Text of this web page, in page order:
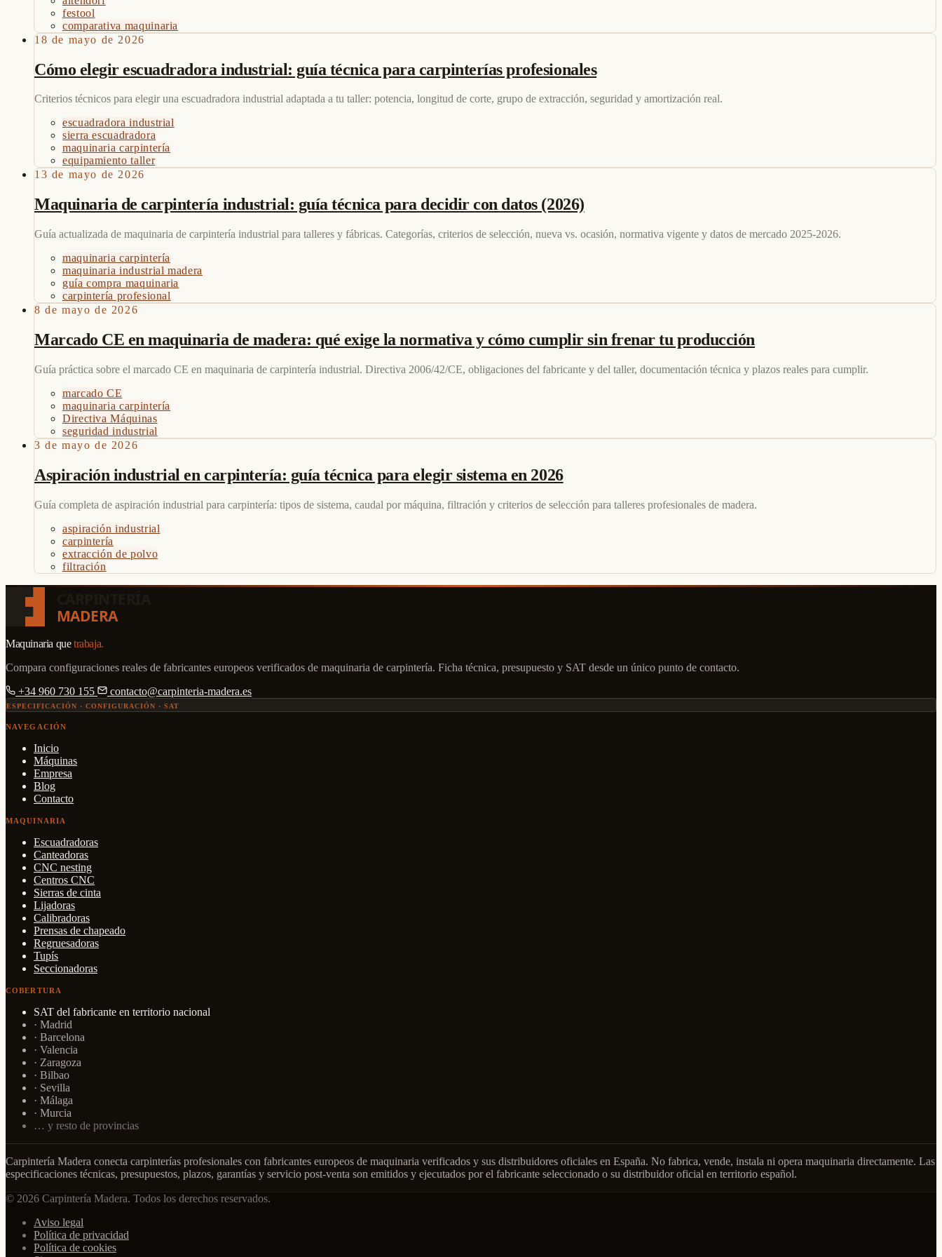
festool
comparativa maquinaria
18 de mayo de 2026
Cómo elegir escuadradora industrial: guía técnica para carpinterías profesionales
Criterios técnicos para elegir una escuadradora industrial adaptada a tu taller: potencia, longitud de corte, grupo de extracción, seguridad y amortización real.
escuadradora industrial
sierra escuadradora
maquinaria carpintería
equipamiento taller
13 de mayo de 2026
Maquinaria de carpintería industrial: guía técnica para decidir con datos (2026)
Guía actualizada de maquinaria de carpintería industrial para talleres y fábricas. Categorías, criterios de selección, nueva vs. ocasión, normativa vigente y datos de mercado 2025-2026.
maquinaria carpintería
maquinaria industrial madera
guía compra maquinaria
carpintería profesional
8 de mayo de 2026
Marcado CE en maquinaria de madera: qué exige la normativa y cómo cumplir sin frenar tu producción
Guía práctica sobre el marcado CE en maquinaria de carpintería industrial. Directiva 2006/42/CE, obligaciones del fabricante y del taller, documentación técnica y plazos reales para cumplir.
marcado CE
maquinaria carpintería
Directiva Máquinas
seguridad industrial
3 de mayo de 2026
Aspiración industrial en carpintería: guía técnica para elegir sistema en 2026
Guía completa de aspiración industrial para carpintería: tipos de sistema, caudal por máquina, filtración y criterios de selección para talleres profesionales de madera.
aspiración industrial
carpintería
extracción de polvo
filtración
MADERA
Maquinaria quetrabaja.
Compara configuraciones reales de fabricantes europeos verificados de maquinaria de carpintería. Ficha técnica, presupuesto y SAT desde un único punto de contacto.
+34 960 730 155
contacto@carpinteria-madera.es
ESPECIFICACIÓN · CONFIGURACIÓN · SAT
NAVEGACIÓN
Inicio
Máquinas
Empresa
Blog
Contacto
MAQUINARIA
Escuadradoras
Canteadoras
CNC nesting
Centros CNC
Sierras de cinta
Lijadoras
Calibradoras
Prensas de chapeado
Regruesadoras
Tupís
Seccionadoras
COBERTURA
SAT del fabricante en territorio nacional
· Madrid
· Barcelona
· Valencia
· Zaragoza
· Bilbao
· Sevilla
· Málaga
· Murcia
… y resto de provincias
Carpintería Madera conecta carpinterías profesionales con fabricantes europeos de maquinaria verificados y sus distribuidores oficiales en España. No fabrica, vende, instala ni opera maquinaria directamente. Las
especificaciones técnicas, presupuestos, plazos, garantías y servicio post-venta son emitidos y ejecutados por el fabricante seleccionado o su distribuidor oficial en territorio español.
© 2026 Carpintería Madera. Todos los derechos reservados.
Aviso legal
Política de privacidad
Política de cookies